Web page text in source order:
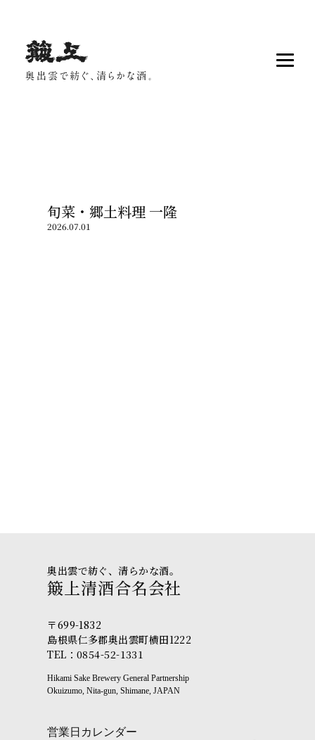
旬菜・郷土料理 一隆
2026.07.01
奥出雲で紡ぐ、清らかな酒。
簸上清酒合名会社
〒699-1832
島根県仁多郡奥出雲町横田1222
TEL：0854-52-1331
Hikami Sake Brewery General Partnership
Okuizumo, Nita-gun, Shimane, JAPAN
営業日カレンダー